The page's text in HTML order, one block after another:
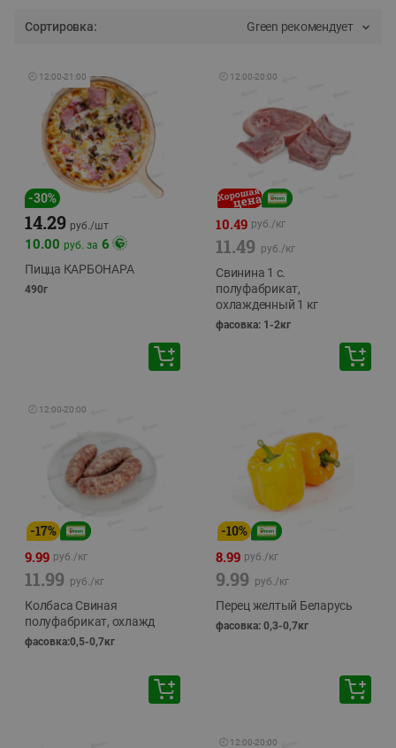
Сортировка: Green рекомендует
🕘 12:00-21:00
-30%
14.29 руб./шт
10.00 руб. за 6
Пицца КАРБОНАРА
490г
🕘 12:00-20:00
10.49 руб./кг
11.49 руб./кг
Свинина 1 с.
полуфабрикат,
охлажденный 1 кг
фасовка: 1-2кг
🕘 12:00-20:00
-17%
9.99 руб./кг
11.99 руб./кг
Колбаса Свиная
полуфабрикат, охлажд
фасовка:0,5-0,7кг
-10%
8.99 руб./кг
9.99 руб./кг
Перец желтый Беларусь
фасовка: 0,3-0,7кг
🕘 12:00-20:00